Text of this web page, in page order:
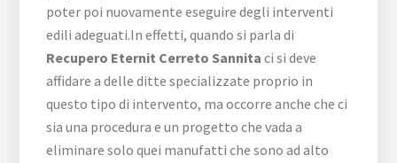
poter poi nuovamente eseguire degli interventi
edili adeguati.In effetti, quando si parla di
Recupero Eternit Cerreto Sannita ci si deve
affidare a delle ditte specializzate proprio in
questo tipo di intervento, ma occorre anche che ci
sia una procedura e un progetto che vada a
eliminare solo quei manufatti che sono ad alto